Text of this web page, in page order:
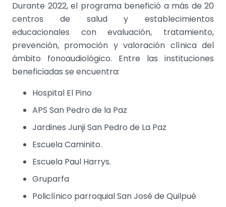
Durante 2022, el programa benefició a más de 20
centros de salud y establecimientos
educacionales con evaluación, tratamiento,
prevención, promoción y valoración clínica del
ámbito fonoaudiológico. Entre las instituciones
beneficiadas se encuentra:
Hospital El Pino
APS San Pedro de la Paz
Jardines Junji San Pedro de La Paz
Escuela Caminito.
Escuela Paul Harrys.
Gruparfa
Policlínico parroquial San José de Quilpué